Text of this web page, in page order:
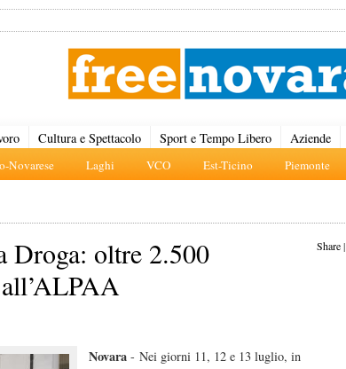
Novarese Laghi VCO Est-Ticino Piemonte
Cultura e Spettacolo Sport e Tempo Libero Aziende
Share|
Droga: oltre 2.500
Novara - Nei giorni 11, 12 e 13 luglio, in